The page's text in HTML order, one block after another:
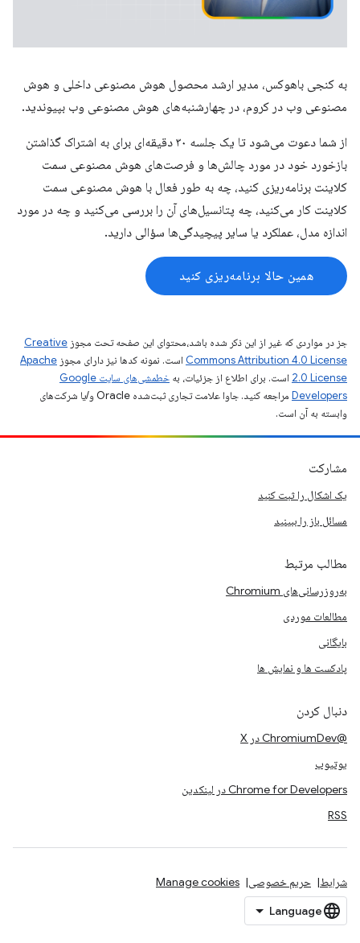
به کنجی باهوکس، مدیر ارشد محصول هوش مصنوعی داخلی و هوش
مصنوعی وب در کروم، در چهارشنبه‌های هوش مصنوعی وب بپیوندید.
از شما دعوت می‌شود تا یک جلسه ۳۰ دقیقه‌ای برای به اشتراک گذاشتن
بازخورد خود در مورد چالش‌ها و فرصت‌های هوش مصنوعی سمت
کلاینت برنامه‌ریزی کنید، چه به طور فعال با هوش مصنوعی سمت
کلاینت کار می‌کنید، چه پتانسیل‌های آن را بررسی می‌کنید و چه در مورد
اندازه مدل، عملکرد یا سایر پیچیدگی‌ها سؤالی دارید.
همین حالا برنامه‌ریزی کنید
جز در مواردی که غیر از این ذکر شده باشد،‌محتوای این صفحه تحت مجوز Creative
Commons Attribution 4.0 License است. نمونه کدها نیز دارای مجوز Apache
2.0 License است. برای اطلاع از جزئیات، به
خطمشی‌های سایت Google
Developers‏
مراجعه کنید. جاوا علامت تجاری ثبت‌شده Oracle و/یا شرکت‌های
وابسته به آن است.
مشارکت
یک اشکال را ثبت کنید
مسائل باز را ببینید
مطالب مرتبط
به‌روزرسانی‌های Chromium
مطالعات موردی
بایگانی
پادکست ها و نمایش ها
دنبال کردن
@ChromiumDev در X
یوتیوب
Chrome for Developers در لینکدین
RSS
شرایط حریم خصوصی Manage cookies